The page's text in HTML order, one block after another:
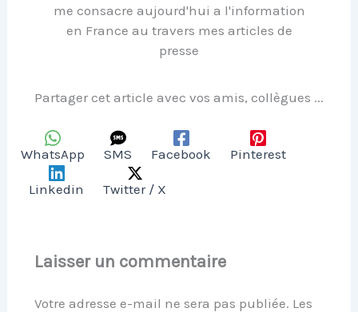
me consacre aujourd'hui a l'information
en France au travers mes articles de
presse
Partager cet article avec vos amis, collègues ...
WhatsApp SMS Facebook Pinterest
Linkedin Twitter / X
Laisser un commentaire
Votre adresse e-mail ne sera pas publiée. Les